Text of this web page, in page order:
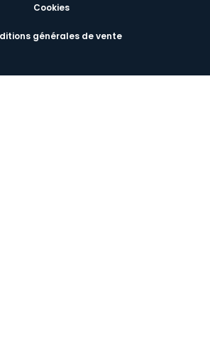
Cookies
générales de vente